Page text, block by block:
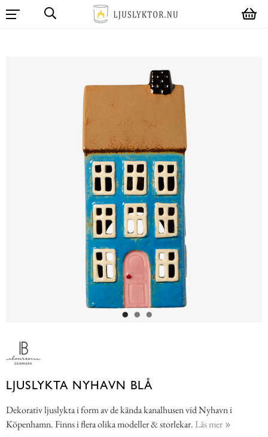
LJUSLYKTA NYHAVN BLÅ
Dekorativ ljuslykta i form av de kända kanalhusen vid Nyhavn i
Köpenhamn. Finns i flera olika modeller & storlekar. Läs mer